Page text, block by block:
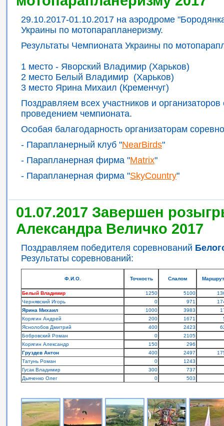
29.10.2017-01.10.2017 на аэродроме
Украины по мотопарапланеризму.
Результаты Чемпионата Украины по
1 место - Яворский Владимир (Харьков)
2 место Белый Владимир (Харьков)
3 место Ярина Михаил (Кременчуг)
Поздравляем всех участников и
проведением чемпионата.
Особая балагодарность организаторам
- Парапланерный клуб "NearBirds"
- Парапланерная фирма "Matrix"
- Парапланерная фирма "SkyCountry"
01.07.2017 Завершен
Александра Величко 2017
Поздравляем победителя соревнований
Результаты соревнований:
Ф.И.О. Точность Слалом Маршрут
Белый Владимир 1250 5100
Чернявский Игорь
0 971
Ярина Михаил
1000 3983
Корягин Андрей
200 1671
Яснолобов Дмитрий
400 2423
Бобровский Роман
0
2105
Корягин Александр
150
296
Груздев Антон
400 2497
Татунь Роман
0
1243
Гусак Владимир
300
737
Дьяченко Олег
0 503